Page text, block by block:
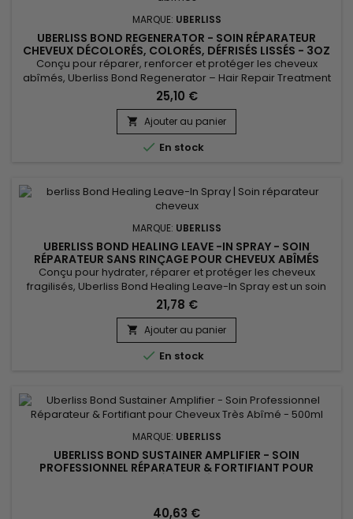
MARQUE: UBERLISS
UBERLISS BOND REGENERATOR - SOIN RÉPARATEUR
CHEVEUX DÉCOLORÉS, COLORÉS, DÉFRISÉS LISSÉS - 3OZ
Conçu pour réparer, renforcer et protéger les cheveux
abîmés, Uberliss Bond Regenerator – Hair Repair Treatment
agit au cœur de la fibre capillaire afin de restaurer les
liaisons fragilisées par les traitements chimiques, la chaleur
et les agressions extérieures. Ce soin réparateur
professionnel améliore la résistance des cheveux tout en
leur...
25,10 €
 Ajouter au panier
 En stock
MARQUE: UBERLISS
UBERLISS BOND HEALING LEAVE -IN SPRAY - SOIN
RÉPARATEUR SANS RINÇAGE POUR CHEVEUX ABÎMÉS
Conçu pour hydrater, réparer et protéger les cheveux
fragilisés, Uberliss Bond Healing Leave-In Spray est un soin
capillaire sans rinçage qui aide à renforcer la fibre capillaire
tout en améliorant la douceur et la brillance des cheveux. Sa
formule associe Betaine, reconnue pour ses propriétés
hydratantes et adoucissantes, à Hydroxypropyl...
21,78 €
 Ajouter au panier
 En stock
MARQUE: UBERLISS
UBERLISS BOND SUSTAINER AMPLIFIER - SOIN
PROFESSIONNEL RÉPARATEUR & FORTIFIANT POUR
40,63 €